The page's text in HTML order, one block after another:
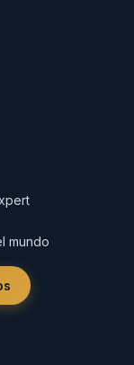
mundo